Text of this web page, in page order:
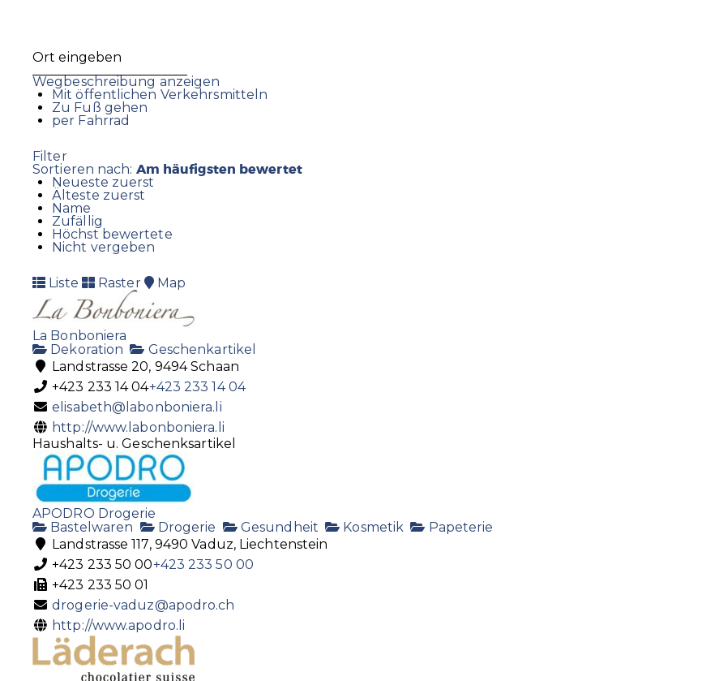
Wegbeschreibung anzeigen
Mit öffentlichen Verkehrsmitteln
Zu Fuß gehen
per Fahrrad
Filter
Sortieren nach: Am häufigsten bewertet
Neueste zuerst
Älteste zuerst
Name
Zufällig
Höchst bewertete
Nicht vergeben
Liste Raster Map
La Bonboniera
Dekoration
Geschenkartikel
Landstrasse 20, 9494 Schaan
+423 233 14 04+423 233 14 04
elisabeth@labonboniera.li
http://www.labonboniera.li
Haushalts- u. Geschenksartikel
APODRO Drogerie
Bastelwaren
Drogerie Gesundheit Kosmetik
Papeterie
Landstrasse 117, 9490 Vaduz, Liechtenstein
+423 233 50 00+423 233 50 00
+423 233 50 01
drogerie-vaduz@apodro.ch
http://www.apodro.li